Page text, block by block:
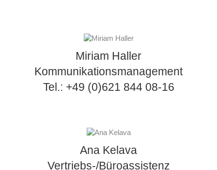
Miriam Haller
Kommunikationsmanagement
Tel.: +49 (0)621 844 08-16
Ana Kelava
Vertriebs-/Büroassistenz